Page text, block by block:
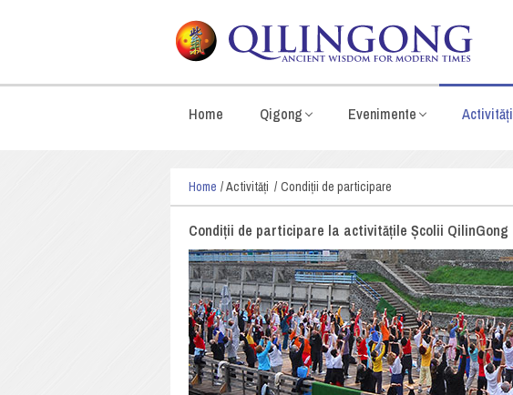
Home Qigong Evenimente Activități
Home Activități Condiții de participare
Condiții de participare la activitățile Școlii QilinGong